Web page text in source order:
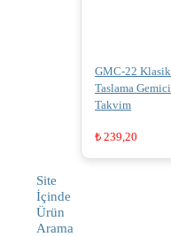
GMC-22 Klasik
Taslama Gemici
Takvim
₺ 239,20
Site
İçinde
Ürün
Arama